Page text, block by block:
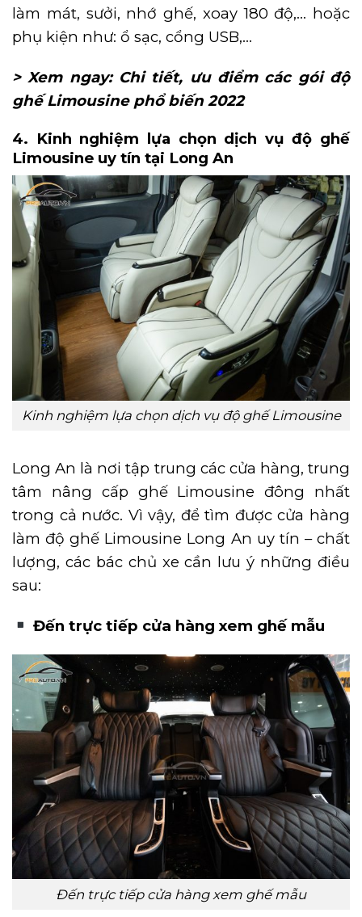
làm mát, sưởi, nhớ ghế, xoay 180 độ,… hoặc
phụ kiện như: ổ sạc, cổng USB,…
> Xem ngay: Chi tiết, ưu điểm các gói độ
ghế Limousine phổ biến 2022
4. Kinh nghiệm lựa chọn dịch vụ độ ghế
Limousine uy tín tại Long An
Kinh nghiệm lựa chọn dịch vụ độ ghế Limousine
Long An là nơi tập trung các cửa hàng, trung
tâm nâng cấp ghế Limousine đông nhất
trong cả nước. Vì vậy, để tìm được cửa hàng
làm độ ghế Limousine Long An uy tín – chất
lượng, các bác chủ xe cần lưu ý những điều
sau:
Đến trực tiếp cửa hàng xem ghế mẫu
Đến trực tiếp cửa hàng xem ghế mẫu